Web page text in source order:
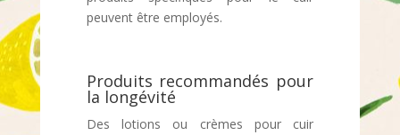
peuvent être employés.
Produits recommandés pour
la longévité
Des lotions ou crèmes pour cuir